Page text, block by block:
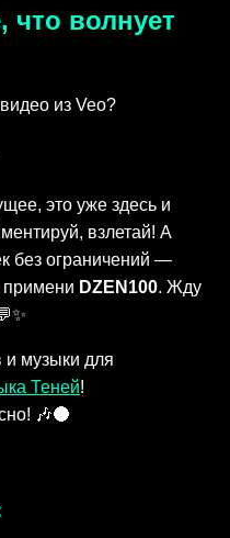
что волнует
из Veo?
это уже здесь и
взлетай! А
без ограничений —
примени DZEN100. Жду
и музыки для
Теней!
🎶🌑